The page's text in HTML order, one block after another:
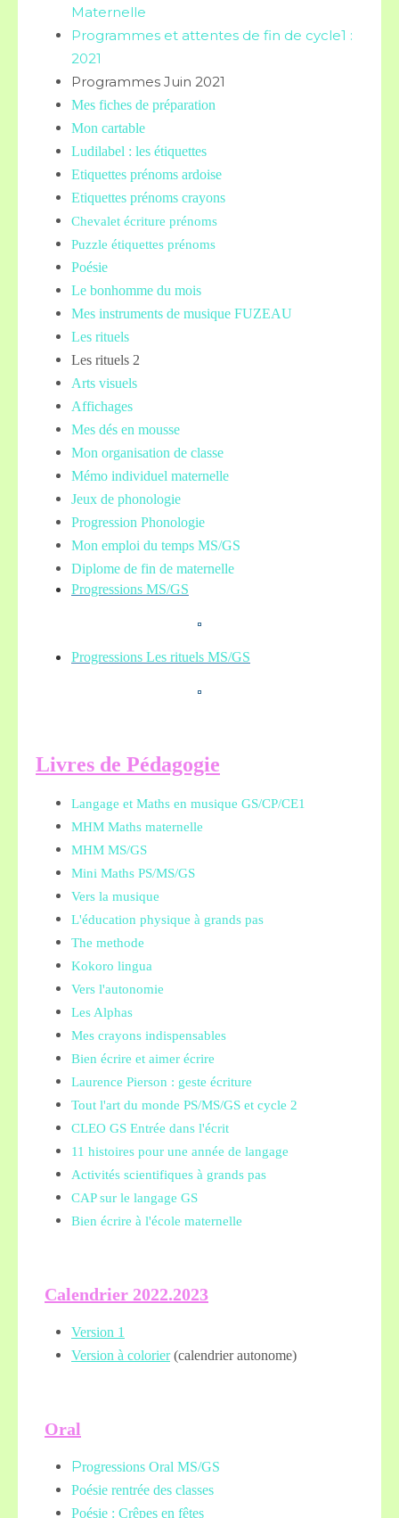
Maternelle
Programmes et attentes de fin de cycle1 :
2021
Programmes Juin 2021
Mes fiches de préparation
Mon cartable
Ludilabel : les étiquettes
Etiquettes prénoms ardoise
Etiquettes prénoms crayons
Chevalet écriture prénoms
Puzzle étiquettes prénoms
Poésie
Le bonhomme du mois
Mes instruments de musique FUZEAU
Les rituels
Les rituels 2
Arts visuels
Affichages
Mes dés en mousse
Mon organisation de classe
Mémo individuel maternelle
Jeux de phonologie
Progression Phonologie
Mon emploi du temps MS/GS
Diplome de fin de maternelle
Progressions MS/GS
Progressions Les rituels MS/GS
Livres de Pédagogie
Langage et Maths en musique GS/CP/CE1
MHM Maths maternelle
MHM MS/GS
Mini Maths PS/MS/GS
Vers la musique
L'éducation physique à grands pas
The methode
Kokoro lingua
Vers l'autonomie
Les Alphas
Mes crayons indispensables
Bien écrire et aimer écrire
Laurence Pierson : geste écriture
Tout l'art du monde PS/MS/GS et cycle 2
CLEO GS Entrée dans l'écrit
11 histoires pour une année de langage
Activités scientifiques à grands pas
CAP sur le langage GS
Bien écrire à l'école maternelle
Calendrier 2022.2023
Version 1
Version à colorier(calendrier autonome)
Oral
Progressions Oral MS/GS
Poésie rentrée des classes
Poésie : Crêpes en fêtes